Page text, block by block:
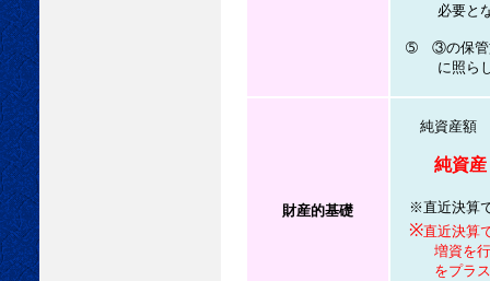
必要とな
➄ ③の保管施
に照らして
財産的基礎
純資産額 ３
純資
※直近決算
※直近決算
増資を行い
をプラスし